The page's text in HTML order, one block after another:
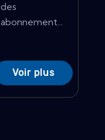
des
abonnement...
Voir plus